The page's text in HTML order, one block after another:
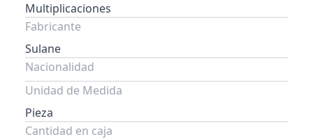
Multiplicaciones
Fabricante
Sulane
Nacionalidad
Unidad de Medida
Pieza
Cantidad en caja